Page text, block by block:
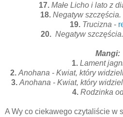
17. Małe Licho i lato z
18. Negatyw szczęścia.
19. Trucizna -
20. Negatyw
Mangi:
1. Lament
2. Anohana - Kwiat, który
3. Anohana - Kwiat, który
4. Rodzinka
A Wy co ciekawego czytaliście w